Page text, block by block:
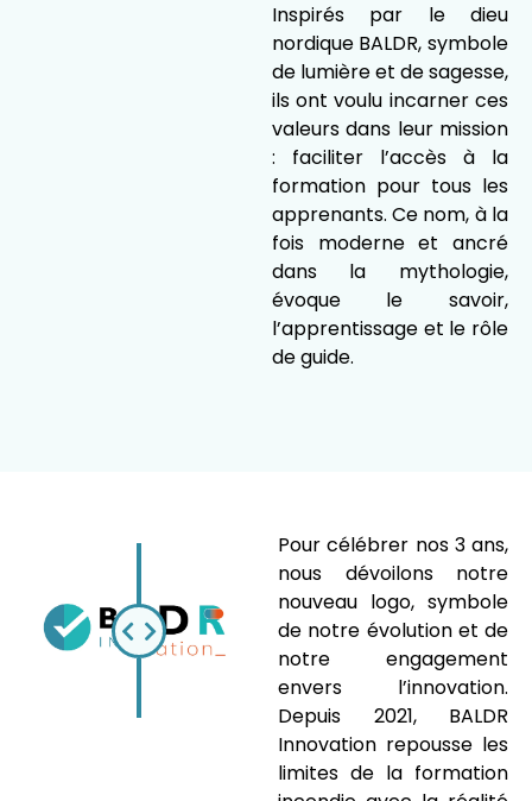
Inspirés par le dieu
nordique BALDR, symbole
de lumière et de sagesse,
ils ont voulu incarner ces
valeurs dans leur mission
: faciliter l’accès à la
formation pour tous les
apprenants. Ce nom, à la
fois moderne et ancré
dans la mythologie,
évoque le savoir,
l’apprentissage et le rôle
de guide.
Pour célébrer nos 3 ans,
nous dévoilons notre
nouveau logo, symbole
de notre évolution et de
notre engagement
envers l’innovation.
Depuis 2021, BALDR
Innovation repousse les
limites de la formation